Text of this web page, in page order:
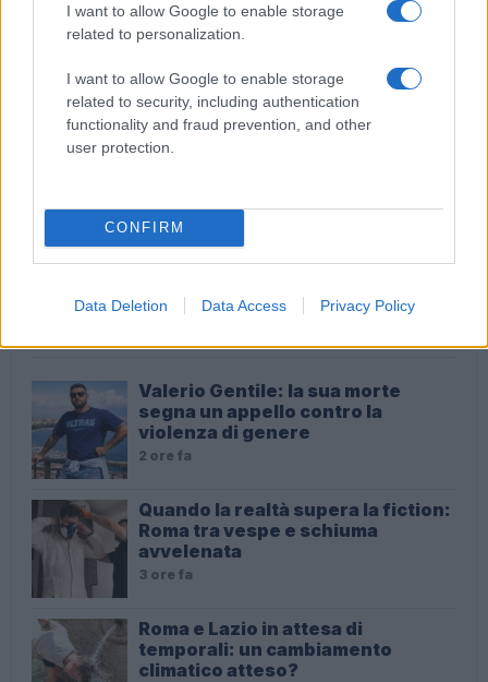
I want to allow Google to enable storage
related to personalization.
I want to allow Google to enable storage
related to security, including authentication
functionality and fraud prevention, and other
user protection.
CONFIRM
Data Deletion Data Access Privacy Policy
Giovanni Allevi a Sanremo: “Ho perso tutto con la
malattia, ma il dolore mi ha donato tanto”
Sanremo 2024: Eventi e momenti salienti della
seconda serata
Valerio Gentile: la sua morte
segna un appello contro la
violenza di genere
2 ore fa
Quando la realtà supera la fiction:
Roma tra vespe e schiuma
avvelenata
3 ore fa
Roma e Lazio in attesa di
temporali: un cambiamento
climatico atteso?